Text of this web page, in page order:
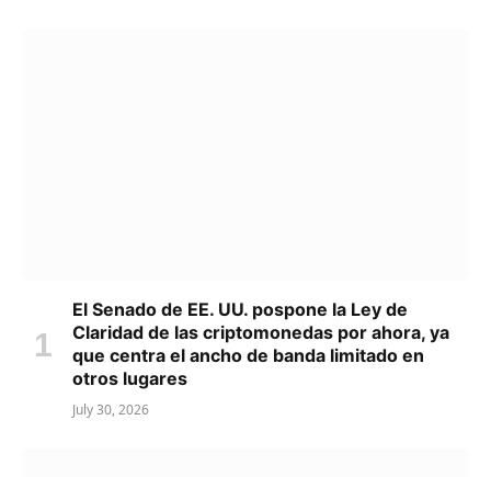
El Senado de EE. UU. pospone la Ley de
Claridad de las criptomonedas por ahora, ya
que centra el ancho de banda limitado en
otros lugares
July 30, 2026